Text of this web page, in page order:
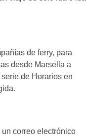
de ferry, para
desde Marsella a
de Horarios en
correo electrónico